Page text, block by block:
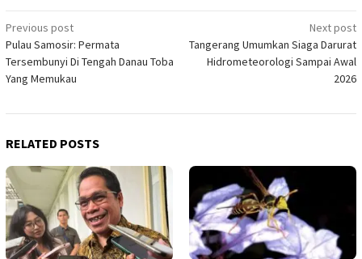
Post
navigation
Previous post
Pulau Samosir: Permata
Tersembunyi Di Tengah Danau Toba
Yang Memukau
Next post
Tangerang Umumkan Siaga Darurat
Hidrometeorologi Sampai Awal
2026
RELATED POSTS